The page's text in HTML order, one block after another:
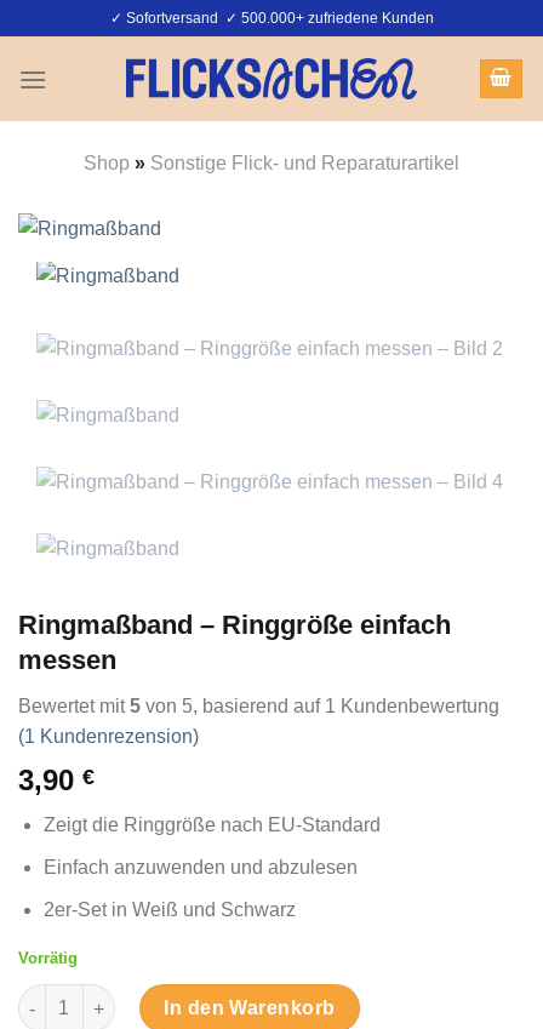
springen
✓ Sofortversand ✓ 500.000+ zufriedene Kunden
Shop » Sonstige Flick- und Reparaturartikel
Ringmaßband – Ringgröße einfach
messen
Bewertet mit5 von 5, basierend auf 1 Kundenbewertung
(1 Kundenrezension)
3,90 €
Zeigt die Ringgröße nach EU-Standard
Einfach anzuwenden und abzulesen
2er-Set in Weiß und Schwarz
Vorrätig
Ringmaßband – Ringgröße einfach messen Menge
In den Warenkorb